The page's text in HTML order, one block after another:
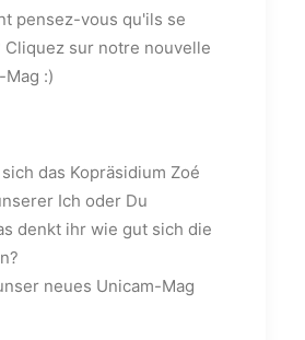
pensez-vous qu'ils se
Cliquez sur notre nouvelle
:)
das Kopräsidium Zoé
Ich oder Du
denkt ihr wie gut sich die
neues Unicam-Mag